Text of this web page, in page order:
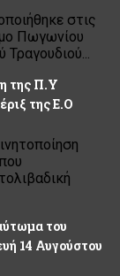
στις
Πωγωνίου
της Π.Υ
της Ε.Ο
του
14 Αυγούστου